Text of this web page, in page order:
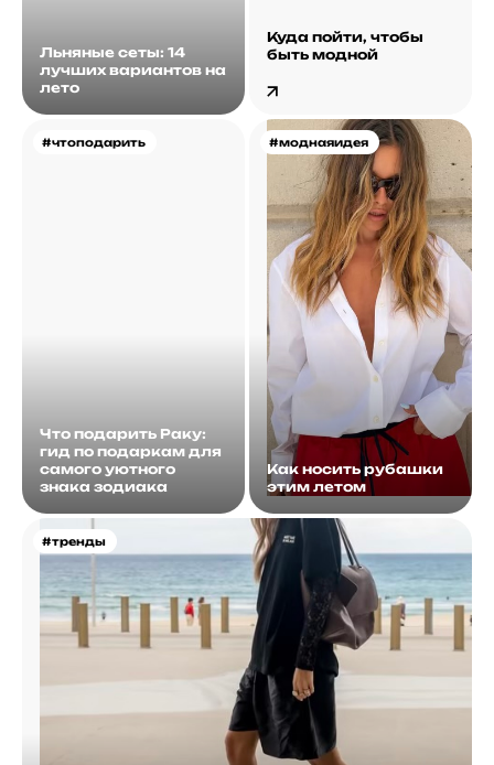
Льняные сеты: 14
лучших вариантов на
лето
Куда пойти, чтобы
быть модной
#чтоподарить
Что подарить Раку:
гид по подаркам для
самого уютного
знака зодиака
#моднаяидея
Как носить рубашки
этим летом
#тренды